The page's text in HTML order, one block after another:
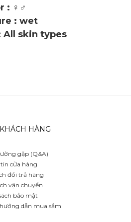
: ♀♂
: wet
All skin types
HÀNG
gặp (Q&A)
cửa hàng
đổi trả hàng
vận chuyển
bảo mật
dẫn mua sắm